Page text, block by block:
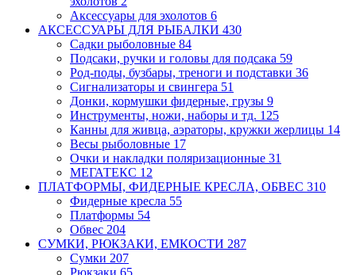
Аксессуары для эхолотов 6
АКСЕССУАРЫ ДЛЯ РЫБАЛКИ 430
Садки рыболовные 84
Подсаки, ручки и головы для подсака 59
Род-поды, бузбары, треноги и подставки 36
Сигнализаторы и свингера 51
Донки, кормушки фидерные, грузы 9
Инструменты, ножи, наборы и тд. 125
Канны для живца, аэраторы, кружки жерлицы 14
Весы рыболовные 17
Очки и накладки поляризационные 31
МЕГАТЕКС 12
ПЛАТФОРМЫ, ФИДЕРНЫЕ КРЕСЛА, ОБВЕС 310
Фидерные кресла 55
Платформы 54
Обвес 204
СУМКИ, РЮКЗАКИ, ЕМКОСТИ 287
Сумки 207